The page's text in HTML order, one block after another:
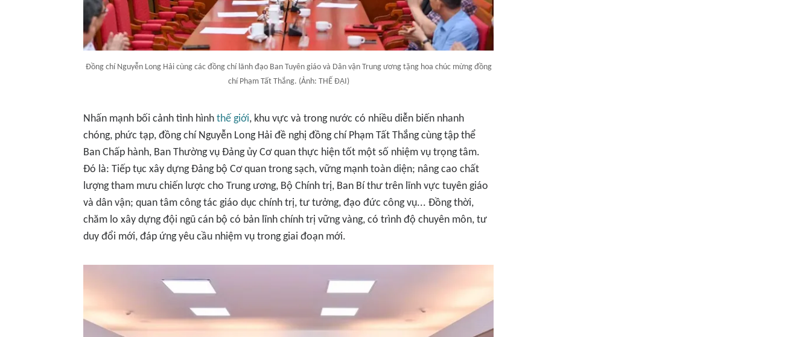
Đồng chí Nguyễn Long Hải cùng các đồng chí lãnh đạo Ban Tuyên giáo và Dân vận Trung ương tặng hoa chúc mừng đồng
chí Phạm Tất Thắng. (Ảnh: THẾ ĐẠI)
Nhấn mạnh bối cảnh tình hình thế giới, khu vực và trong nước có nhiều diễn biến nhanh
chóng, phức tạp, đồng chí Nguyễn Long Hải đề nghị đồng chí Phạm Tất Thắng cùng tập thể
Ban Chấp hành, Ban Thường vụ Đảng ủy Cơ quan thực hiện tốt một số nhiệm vụ trọng tâm.
Đó là: Tiếp tục xây dựng Đảng bộ Cơ quan trong sạch, vững mạnh toàn diện; nâng cao chất
lượng tham mưu chiến lược cho Trung ương, Bộ Chính trị, Ban Bí thư trên lĩnh vực tuyên giáo
và dân vận; quan tâm công tác giáo dục chính trị, tư tưởng, đạo đức công vụ... Đồng thời,
chăm lo xây dựng đội ngũ cán bộ có bản lĩnh chính trị vững vàng, có trình độ chuyên môn, tư
duy đổi mới, đáp ứng yêu cầu nhiệm vụ trong giai đoạn mới.